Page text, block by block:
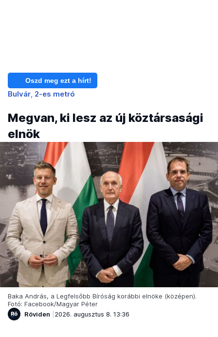
Oszd meg ezt a hírt!
Bulvár 2-es metró
Megvan, ki lesz az új köztársasági
elnök
Baka András, a Legfelsőbb Bíróság korábbi elnöke (középen).
Fotó: Facebook/Magyar Péter
Röviden
2026. augusztus 8. 13:36